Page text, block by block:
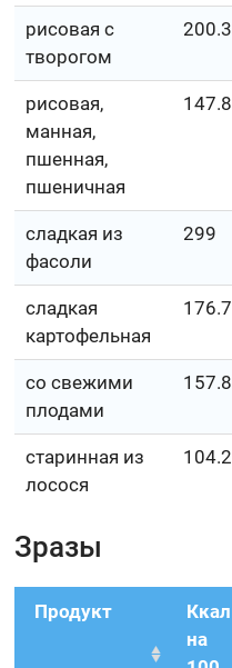
рисовая с
творогом
200.3
рисовая,
манная,
пшенная,
пшеничная
147.8
сладкая из
фасоли
299
сладкая
картофельная
176.7
со свежими
плодами
157.8
старинная из
лосося
104.2
Зразы
Продукт
Ккал
на